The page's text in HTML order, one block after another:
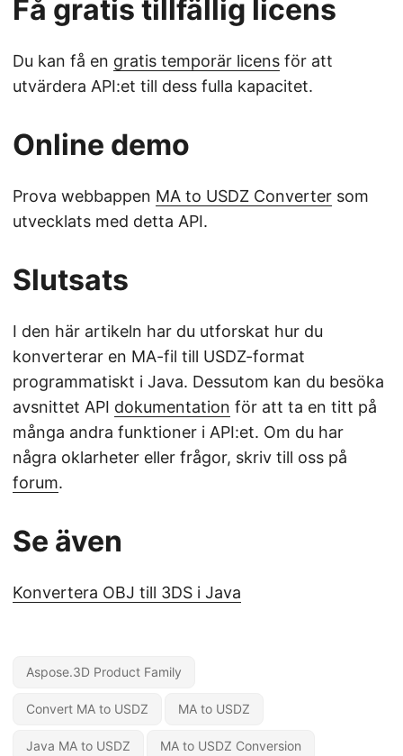
Få gratis tillfällig licens
Du kan få en gratis temporär licens för att
utvärdera API:et till dess fulla kapacitet.
Online demo
Prova webbappen MA to USDZ Converter som
utvecklats med detta API.
Slutsats
I den här artikeln har du utforskat hur du
konverterar en MA-fil till USDZ-format
programmatiskt i Java. Dessutom kan du besöka
avsnittet API dokumentation för att ta en titt på
många andra funktioner i API:et. Om du har
några oklarheter eller frågor, skriv till oss på
forum.
Se även
Konvertera OBJ till 3DS i Java
Aspose.3D Product Family
Convert MA to USDZ MA to USDZ
Java MA to USDZ MA to USDZ Conversion